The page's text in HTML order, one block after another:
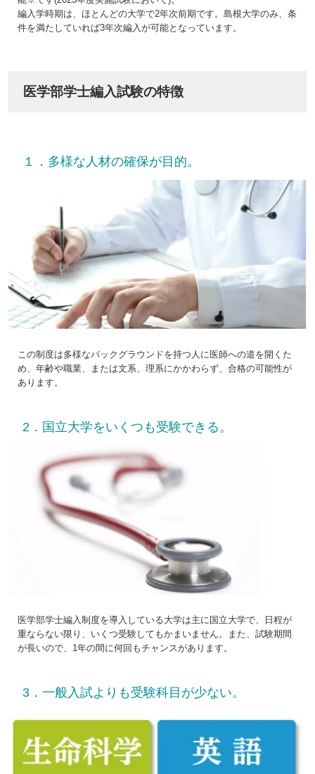
編入学時期は、ほとんどの大学で2年次前期です。島根大学のみ、条
件を満たしていれば3年次編入が可能となっています。
医学部学士編入試験の特徴
１．多様な人材の確保が目的。
この制度は多様なバックグラウンドを持つ人に医師への道を開くた
め、年齢や職業、または文系、理系にかかわらず、合格の可能性が
あります。
2．国立大学をいくつも受験できる。
医学部学士編入制度を導入している大学は主に国立大学で、日程が
重ならない限り、いくつ受験してもかまいません。また、試験期間
が長いので、1年の間に何回もチャンスがあります。
3．一般入試よりも受験科目が少ない。